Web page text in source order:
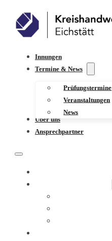
Innungen
Termine & News
Prüfungstermine
Veranstaltungen
News
Über uns
Ansprechpartner